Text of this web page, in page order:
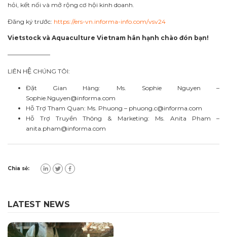
hỏi, kết nối và mở rộng cơ hội kinh doanh.
Đăng ký trước: https://ers-vn.informa-info.com/vsv24
Vietstock và Aquaculture Vietnam hân hạnh chào đón bạn!
———————
LIÊN HỆ CHÚNG TÔI:
Đặt Gian Hàng: Ms. Sophie Nguyen –
Sophie.Nguyen@informa.com
Hỗ Trợ Tham Quan: Ms. Phuong – phuong.c@informa.com
Hỗ Trợ Truyền Thông & Marketing: Ms. Anita Pham –
anita.pham@informa.com
Chia sẻ:
LATEST NEWS